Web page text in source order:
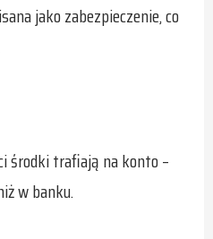
jako zabezpieczenie, co
środki trafiają na konto –
w banku.